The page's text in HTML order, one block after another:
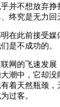
并不想放弃挣
终究是无力回
在此前接受媒
是不成功的。
网的飞速发展
潮中，它却
着天然瓶颈
过客。